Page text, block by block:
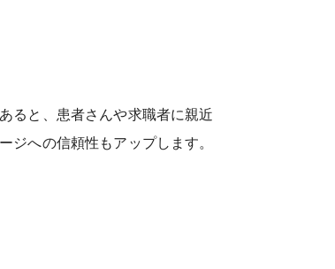
ると、患者さんや求職者に親近
ジへの信頼性もアップします。